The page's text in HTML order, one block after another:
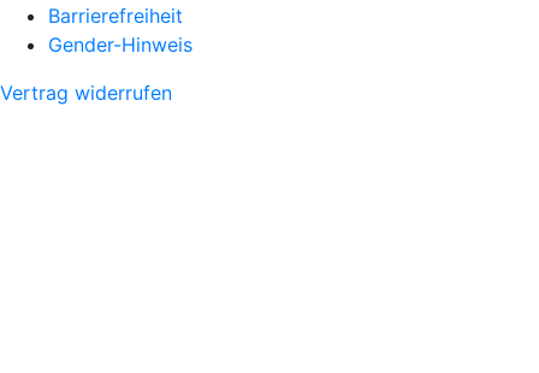
Barrierefreiheit
Gender-Hinweis
Vertrag widerrufen